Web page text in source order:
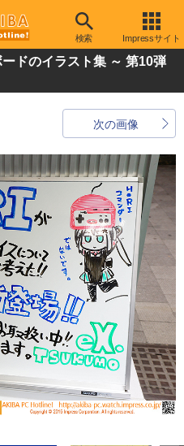
検索 Impressサイト
ドのイラスト集 ～ 第10弾
次の画像